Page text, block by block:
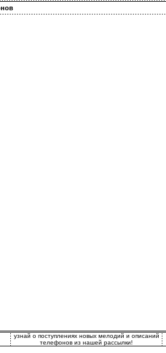
узнай о поступлениях новых мелодий и описаний
телефонов из нашей рассылки!